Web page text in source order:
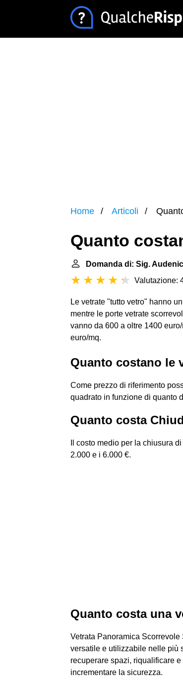
Home Articoli
Quanto
Domanda di: Sig.
Valutazione:
Le vetrate "tutto vetro" hanno
mentre le porte vetrate
vanno da 600 a oltre 1400
euro/mq.
Quanto costano le
Come prezzo di riferimento
quadrato in funzione di quanto
Quanto costa
Il costo medio per la chiusura
2.000 e i 6.000 €.
Quanto costa una
Vetrata Panoramica
versatile e utilizzabile nelle più
recuperare spazi, riqualificare
incrementare la sicurezza.